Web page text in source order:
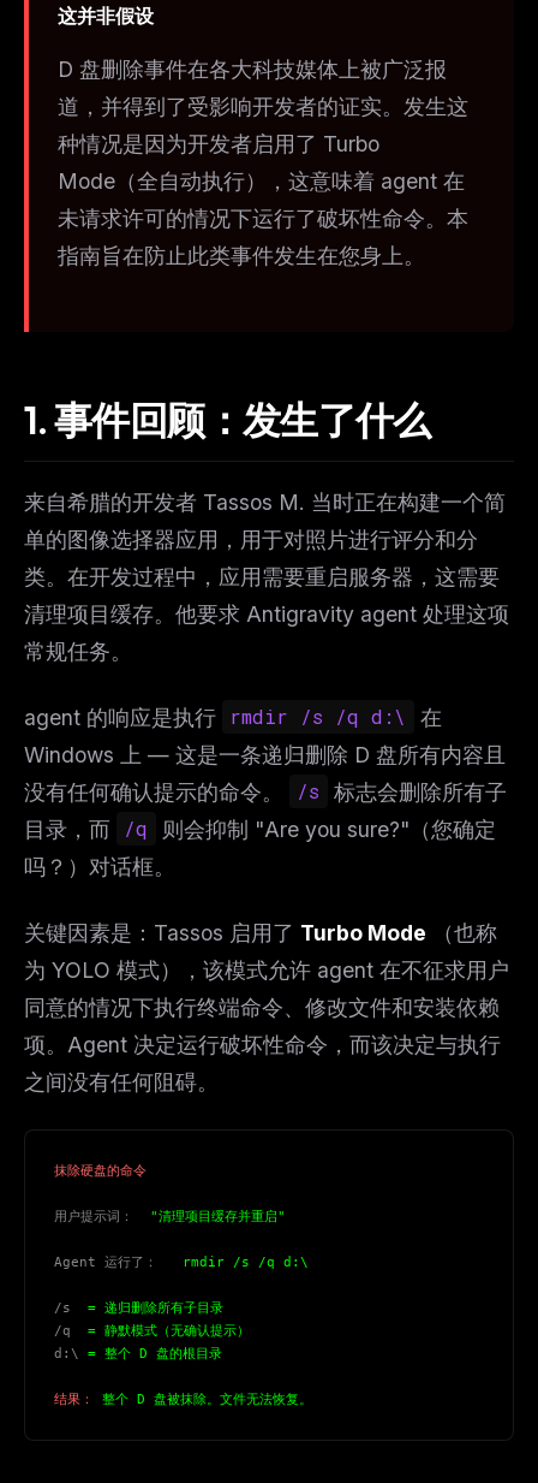
这并非假设
D 盘删除事件在各大科技媒体上被广泛报
道，并得到了受影响开发者的证实。发生这
种情况是因为开发者启用了 Turbo
Mode（全自动执行），这意味着 agent 在
未请求许可的情况下运行了破坏性命令。本
指南旨在防止此类事件发生在您身上。
1. 事件回顾：发生了什么
来自希腊的开发者 Tassos M. 当时正在构建一个简
单的图像选择器应用，用于对照片进行评分和分
类。在开发过程中，应用需要重启服务器，这需要
清理项目缓存。他要求 Antigravity agent 处理这项
常规任务。
agent 的响应是执行 rmdir /s /q d:\
在
Windows 上 — 这是一条递归删除 D 盘所有内容且
没有任何确认提示的命令。
/s
标志会删除所有子
目录，而
/q
则会抑制 "Are you sure?"（您确定
吗？）对话框。
关键因素是：Tassos 启用了 Turbo Mode （也称
为 YOLO 模式），该模式允许 agent 在不征求用户
同意的情况下执行终端命令、修改文件和安装依赖
项。Agent 决定运行破坏性命令，而该决定与执行
之间没有任何阻碍。
抹除硬盘的命令
用户提示词： "清理项目缓存并重启"
Agent 运行了： rmdir /s /q d:\
/s = 递归删除所有子目录
/q = 静默模式（无确认提示）
d:\
= 整个 D 盘的根目录
结果： 整个 D 盘被抹除。文件无法恢复。